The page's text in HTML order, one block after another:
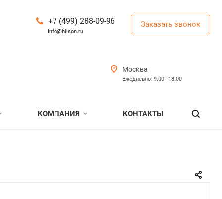
+7 (499) 288-09-96
info@hilson.ru
Заказать звонок
Москва
Ежедневно: 9:00 - 18:00
КОМПАНИЯ КОНТАКТЫ